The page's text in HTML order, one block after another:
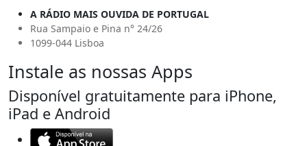
A RÁDIO MAIS OUVIDA DE PORTUGAL
Rua Sampaio e Pina n° 24/26
1099-044 Lisboa
Instale as nossas Apps
Disponível gratuitamente para iPhone,
iPad e Android